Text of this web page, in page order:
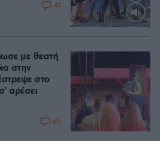
Loaded
41
με θεατή
στην
στο
αρέσει
65